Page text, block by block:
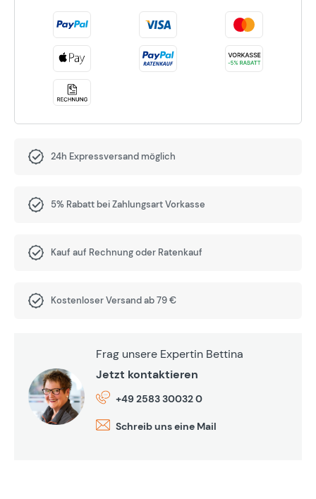
24h Expressversand möglich
5% Rabatt bei Zahlungsart Vorkasse
Kauf auf Rechnung oder Ratenkauf
Kostenloser Versand ab 79 €
Frag unsere Expertin Bettina
Jetzt kontaktieren
+49 2583 30032 0
Schreib uns eine Mail